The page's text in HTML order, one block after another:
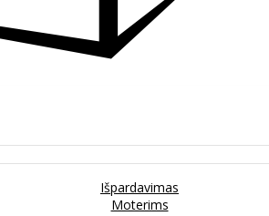
Išpardavimas
Moterims